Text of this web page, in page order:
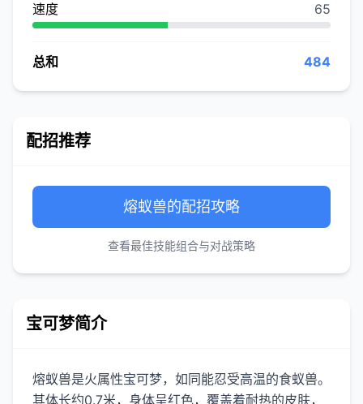
速度 65
总和 484
配招推荐
熔蚁兽的配招攻略
查看最佳技能组合与对战策略
宝可梦简介
熔蚁兽是火属性宝可梦，如同能忍受高温的食蚁兽。
其体长约0.7米，身体呈红色，覆盖着耐热的皮肤，